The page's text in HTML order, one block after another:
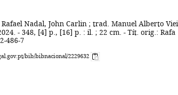
Rafael Nadal, John Carlin ; trad. Manuel Alberto
- 348, [4] p., [16] p. : il. ; 22 cm. - Tít. orig.: Rafa
486-7
bib/bibnacional/2229632